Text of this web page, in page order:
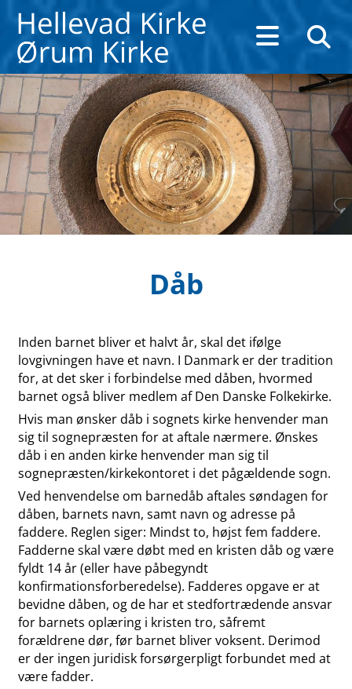
Dåb
Inden barnet bliver et halvt år, skal det ifølge
lovgivningen have et navn. I Danmark er der tradition
for, at det sker i forbindelse med dåben, hvormed
barnet også bliver medlem af Den Danske Folkekirke.
Hvis man ønsker dåb i sognets kirke henvender man
sig til sognepræsten for at aftale nærmere. Ønskes
dåb i en anden kirke henvender man sig til
sognepræsten/kirkekontoret i det pågældende sogn.
Ved henvendelse om barnedåb aftales søndagen for
dåben, barnets navn, samt navn og adresse på
faddere. Reglen siger: Mindst to, højst fem faddere.
Fadderne skal være døbt med en kristen dåb og være
fyldt 14 år (eller have påbegyndt
konfirmationsforberedelse). Fadderes opgave er at
bevidne dåben, og de har et stedfortrædende ansvar
for barnets oplæring i kristen tro, såfremt
forældrene dør, før barnet bliver voksent. Derimod
er der ingen juridisk forsørgerpligt forbundet med at
være fadder.